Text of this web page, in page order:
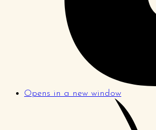
Opens in a new window